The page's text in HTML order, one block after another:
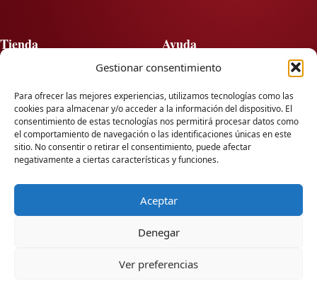
Gestionar consentimiento
Para ofrecer las mejores experiencias, utilizamos tecnologías como las
cookies para almacenar y/o acceder a la información del dispositivo. El
consentimiento de estas tecnologías nos permitirá procesar datos como
el comportamiento de navegación o las identificaciones únicas en este
sitio. No consentir o retirar el consentimiento, puede afectar
negativamente a ciertas características y funciones.
Aceptar
Denegar
Ver preferencias
Tienda
Instagram
Ayuda
Preguntas frecuentes
Personalización
Seguimiento de pedido
Contacto
Blog
info@lausearte.com
+34666709991
Envíos a toda España